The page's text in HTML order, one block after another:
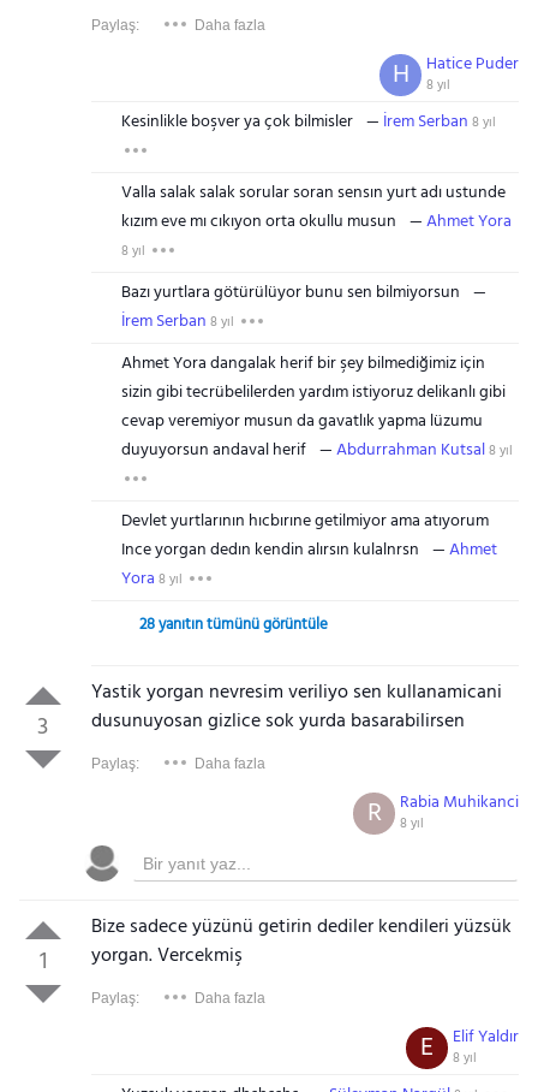
Paylaş: Daha fazla
Hatice Puder
8 yıl
H
Kesinlikle boşver ya çok bilmisler İrem Serban 8 yıl
Valla salak salak sorular soran sensın yurt adı ustunde
kızım eve mı cıkıyon orta okullu musun
Ahmet Yora
8 yıl
Bazı yurtlara götürülüyor bunu sen bilmiyorsun
İrem Serban 8 yıl
Ahmet Yora dangalak herif bir şey bilmediğimiz için
sizin gibi tecrübelilerden yardım istiyoruz delikanlı gibi
cevap veremiyor musun da gavatlık yapma lüzumu
duyuyorsun andaval herif
Abdurrahman Kutsal8 yıl
Devlet yurtlarının hıcbırıne getilmiyor ama atıyorum
Ince yorgan dedın kendin alırsın kulalnrsn
Ahmet
Yora 8 yıl
28 yanıtın tümünü görüntüle
3
Yastik yorgan nevresim veriliyo sen kullanamicani
dusunuyosan gizlice sok yurda basarabilirsen
Paylaş: Daha fazla
Rabia Muhikanci
8 yıl
R
1
Bize sadece yüzünü getirin dediler kendileri yüzsük
yorgan. Vercekmiş
Paylaş: Daha fazla
Elif Yaldır
8 yıl
E